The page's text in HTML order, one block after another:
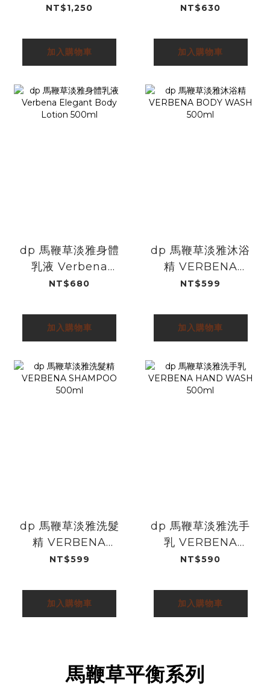
NT$1,250
加入購物車
CONDITIONER
NT$630
加入購物車
dp 馬鞭草淡雅身體
乳液 Verbena
Elegant Body
NT$680
加入購物車
dp 馬鞭草淡雅沐浴
精 VERBENA
BODY WASH
NT$599
加入購物車
dp 馬鞭草淡雅洗髮
精 VERBENA
SHAMPOO
NT$599
加入購物車
dp 馬鞭草淡雅洗手
乳 VERBENA
HAND WASH
NT$590
加入購物車
馬鞭草平衡系列